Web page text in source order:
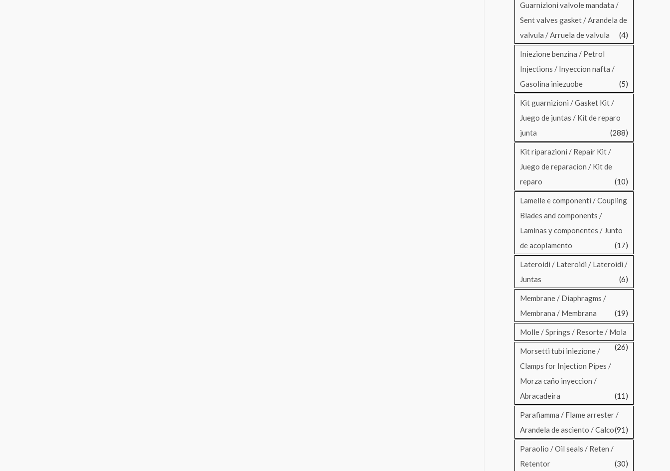
Guarnizioni valvole mandata /
Sent valves gasket / Arandela de
valvula / Arruela de valvula
(4)
Iniezione benzina / Petrol
Injections / Inyeccion nafta /
Gasolina iniezuobe
(5)
Kit guarnizioni / Gasket Kit /
Juego de juntas / Kit de reparo
junta
(288)
Kit riparazioni / Repair Kit /
Juego de reparacion / Kit de
reparo
(10)
Lamelle e componenti / Coupling
Blades and components /
Laminas y componentes / Junto
de acoplamento
(17)
Lateroidi / Lateroidi / Lateroidi /
Juntas
(6)
Membrane / Diaphragms /
Membrana / Membrana
(19)
Molle / Springs / Resorte / Mola
(26)
Morsetti tubi iniezione /
Clamps for Injection Pipes /
Morza caño inyeccion /
Abracadeira
(11)
Parafiamma / Flame arrester /
Arandela de asciento / Calco(91)
Paraolio / Oil seals / Reten /
Retentor
(30)